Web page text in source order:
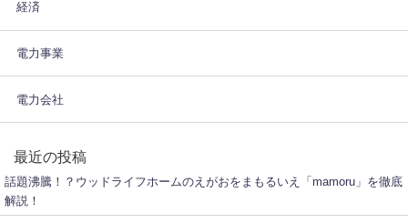
経済
電力事業
電力会社
最近の投稿
話題沸騰！？ウッドライフホームのえがおをまもるいえ「mamoru」を徹底
解説！